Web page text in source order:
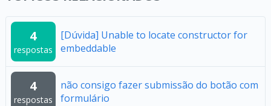
4
respostas
[Dúvida] Unable to locate constructor for
embeddable
4
respostas
não consigo fazer submissão do botão com
formulário